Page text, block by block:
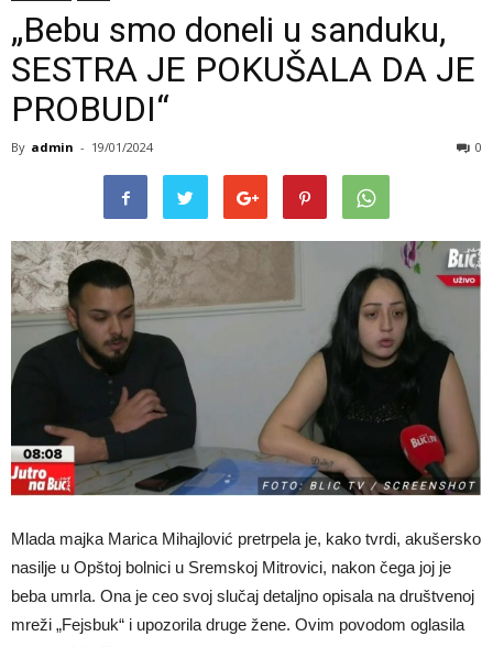
„Bebu smo doneli u sanduku,
SESTRA JE POKUŠALA DA JE
PROBUDI“
By admin - 19/01/2024 0
Mlada majka Marica Mihajlović pretrpela je, kako tvrdi, akušersko
nasilje u Opštoj bolnici u Sremskoj Mitrovici, nakon čega joj je
beba umrla. Ona je ceo svoj slučaj detaljno opisala na društvenoj
mreži „Fejsbuk“ i upozorila druge žene. Ovim povodom oglasila